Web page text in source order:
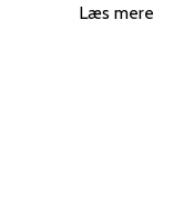
Læs mere